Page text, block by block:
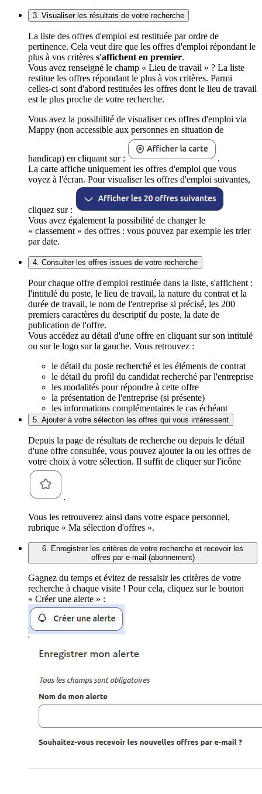
3. Visualiser les résultats de votre recherche
La liste des offres d'emploi est restituée par ordre de
pertinence. Cela veut dire que les offres d'emploi répondant le
plus à vos critères s'affichent en premier.
Vous avez renseigné le champ « Lieu de travail » ? La liste
restitue les offres répondant le plus à vos critères. Parmi
celles-ci sont d'abord restituées les offres dont le lieu de travail
est le plus proche de votre recherche.
Vous avez la possibilité de visualiser ces offres d'emploi via
Mappy (non accessible aux personnes en situation de
handicap) en cliquant sur :
.
La carte affiche uniquement les offres d'emploi que vous
voyez à l'écran. Pour visualiser les offres d'emploi suivantes,
cliquez sur :
Vous avez également la possibilité de changer le
« classement » des offres : vous pouvez par exemple les trier
par date.
4. Consulter les offres issues de votre recherche
Pour chaque offre d'emploi restituée dans la liste, s'affichent :
l'intitulé du poste, le lieu de travail, la nature du contrat et la
durée de travail, le nom de l'entreprise si précisé, les 200
premiers caractères du descriptif du poste, la date de
publication de l'offre.
Vous accédez au détail d'une offre en cliquant sur son intitulé
ou sur le logo sur la gauche. Vous retrouvez :
le détail du poste recherché et les éléments de contrat
le détail du profil du candidat recherché par l'entreprise
les modalités pour répondre à cette offre
la présentation de l'entreprise (si présente)
les informations complémentaires le cas échéant
5. Ajouter à votre sélection les offres qui vous intéressent
Depuis la page de résultats de recherche ou depuis le détail
d'une offre consultée, vous pouvez ajouter la ou les offres de
votre choix à votre sélection. Il suffit de cliquer sur l'icône
.
Vous les retrouverez ainsi dans votre espace personnel,
rubrique « Ma sélection d'offres ».
6. Enregistrer les critères de votre recherche et recevoir les
offres par e-mail (abonnement)
Gagnez du temps et évitez de ressaisir les critères de votre
recherche à chaque visite ! Pour cela, cliquez sur le bouton
« Créer une alerte » :